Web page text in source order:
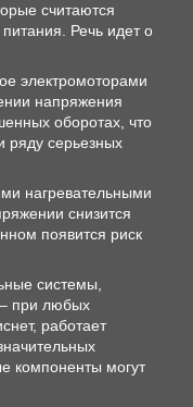
считаются
Речь идет о
электромоторами
напряжения
оборотах, что
ряду серьезных
нагревательными
снизится
появится риск
системы,
– при любых
работает
компоненты могут